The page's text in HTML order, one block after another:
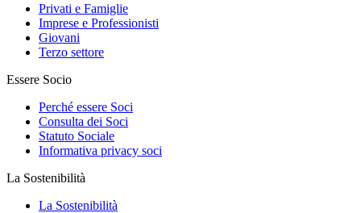
Privati e Famiglie
Imprese e Professionisti
Giovani
Terzo settore
Essere Socio
Perché essere Soci
Consulta dei Soci
Statuto Sociale
Informativa privacy soci
La Sostenibilità
La Sostenibilità